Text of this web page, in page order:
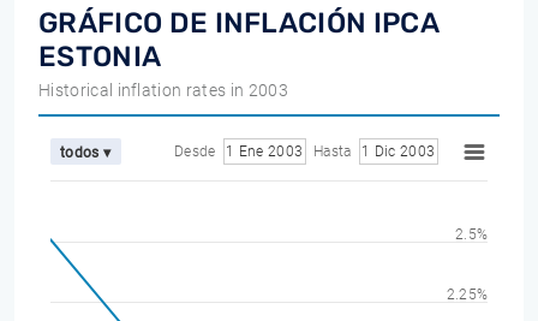
GRÁFICO DE INFLACIÓN IPCA
ESTONIA
Historical inflation rates in 2003
todos ▾ Desde 1 Ene 2003 Hasta 1 Dic 2003
2.25%
2.5%